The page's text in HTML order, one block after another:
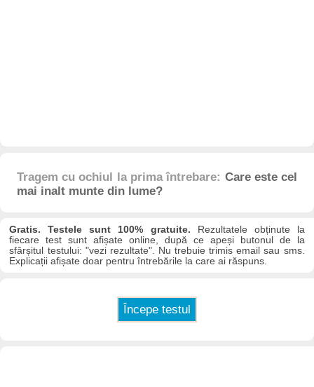
Tragem cu ochiul la prima întrebare: Care este cel
mai inalt munte din lume?
Gratis. Testele sunt 100% gratuite. Rezultatele obținute la
fiecare test sunt afișate online, după ce apeși butonul de la
sfârșitul testului: "vezi rezultate". Nu trebuie trimis email sau sms.
Explicații afișate doar pentru întrebările la care ai răspuns.